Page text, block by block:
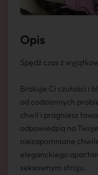
Opis
Spędź czas z
Brakuje Ci czułości i
od codziennych
chwil i pragniesz
odpowiedzią na
niezapomniane
eleganckiego
seksownym stroju.